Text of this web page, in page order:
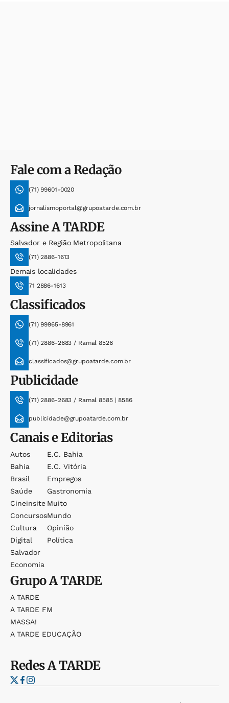
Fale com a Redação
(71) 99601-0020
jornalismoportal@grupoatarde.com.br
AssineA TARDE
Salvador e Região Metropolitana
(71) 2886-1613
Demais localidades
71 2886-1613
Classificados
(71) 99965-8961
(71) 2886-2683 / Ramal 8526
classificados@grupoatarde.com.br
Publicidade
(71) 2886-2683 / Ramal 8585 | 8586
publicidade@grupoatarde.com.br
Canais e Editorias
Autos
Bahia
Brasil
Saúde
Cineinsite
Concursos
Cultura
Digital
Salvador
Economia
E.c. Bahia
E.c. Vitória
Empregos
Gastronomia
Muito
Mundo
Opinião
Política
GrupoA TARDE
A TARDE
A TARDE FM
MASSA!
A TARDE EDUCAÇÃO
RedesA TARDE